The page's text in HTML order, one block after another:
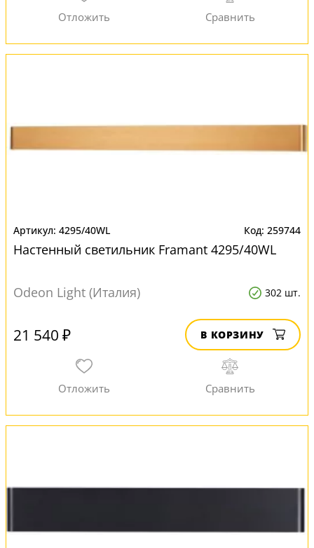
4295/40WL 259744
Настенный светильник Framant 4295/40WL
Odeon Light (Италия) 302 шт.
21 540 ₽ В КОРЗИНУ